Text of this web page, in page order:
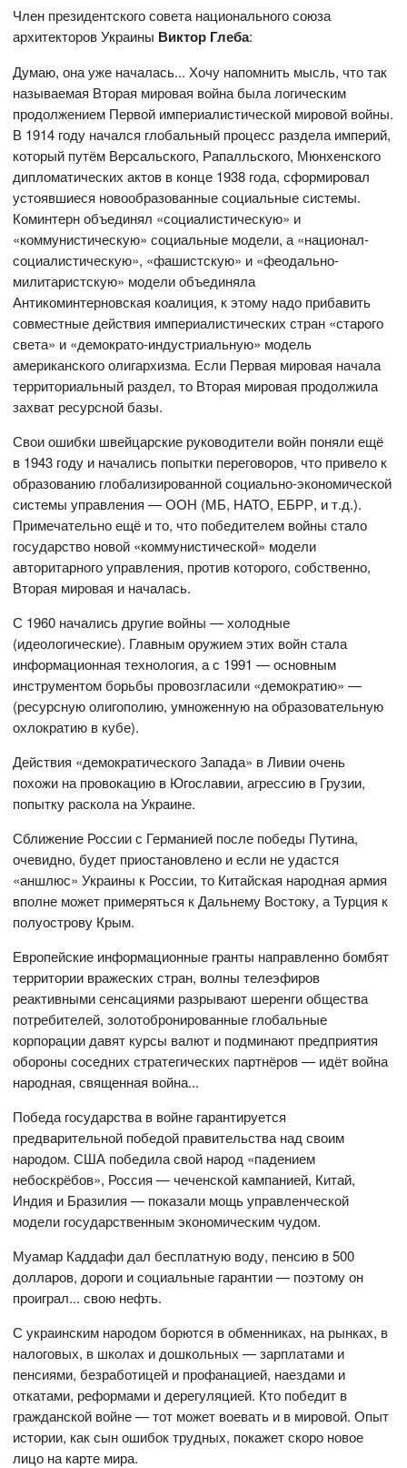
Член президентского совета национального союза
архитекторов Украины Виктор Глеба:
Думаю, она уже началась... Хочу напомнить мысль, что так
называемая Вторая мировая война была логическим
продолжением Первой империалистической мировой войны.
В 1914 году начался глобальный процесс раздела империй,
который путём Версальского, Рапалльского, Мюнхенского
дипломатических актов в конце 1938 года, сформировал
устоявшиеся новообразованные социальные системы.
Коминтерн объединял «социалистическую» и
«коммунистическую» социальные модели, а «национал-
социалистическую», «фашистскую» и «феодально-
милитаристскую» модели объединяла
Антикоминтерновская коалиция, к этому надо прибавить
совместные действия империалистических стран «старого
света» и «демократо-индустриальную» модель
американского олигархизма. Если Первая мировая начала
территориальный раздел, то Вторая мировая продолжила
захват ресурсной базы.
Свои ошибки швейцарские руководители войн поняли ещё
в 1943 году и начались попытки переговоров, что привело к
образованию глобализированной социально-экономической
системы управления — ООН (МБ, НАТО, ЕБРР, и т.д.).
Примечательно ещё и то, что победителем войны стало
государство новой «коммунистической» модели
авторитарного управления, против которого, собственно,
Вторая мировая и началась.
С 1960 начались другие войны — холодные
(идеологические). Главным оружием этих войн стала
информационная технология, а с 1991 — основным
инструментом борьбы провозгласили «демократию» —
(ресурсную олигополию, умноженную на образовательную
охлократию в кубе).
Действия «демократического Запада» в Ливии очень
похожи на провокацию в Югославии, агрессию в Грузии,
попытку раскола на Украине.
Сближение России с Германией после победы Путина,
очевидно, будет приостановлено и если не удастся
«аншлюс» Украины к России, то Китайская народная армия
вполне может примеряться к Дальнему Востоку, а Турция к
полуострову Крым.
Европейские информационные гранты направленно бомбят
территории вражеских стран, волны телеэфиров
реактивными сенсациями разрывают шеренги общества
потребителей, золотобронированные глобальные
корпорации давят курсы валют и подминают предприятия
обороны соседних стратегических партнёров — идёт война
народная, священная война...
Победа государства в войне гарантируется
предварительной победой правительства над своим
народом. США победила свой народ «падением
небоскрёбов», Россия — чеченской кампанией, Китай,
Индия и Бразилия — показали мощь управленческой
модели государственным экономическим чудом.
Муамар Каддафи дал бесплатную воду, пенсию в 500
долларов, дороги и социальные гарантии — поэтому он
проиграл... свою нефть.
С украинским народом борются в обменниках, на рынках, в
налоговых, в школах и дошкольных — зарплатами и
пенсиями, безработицей и профанацией, наездами и
откатами, реформами и дерегуляцией. Кто победит в
гражданской войне — тот может воевать и в мировой. Опыт
истории, как сын ошибок трудных, покажет скоро новое
лицо на карте мира.